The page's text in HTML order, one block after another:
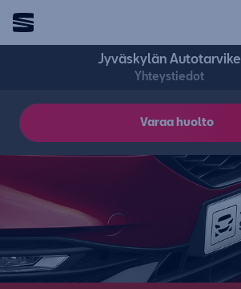
Jyväskylän Autotarvike
Yhteystiedot
Varaa huolto